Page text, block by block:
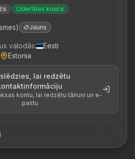
Līderības koučs
) Jauns
valodās:
Eesti
Estonia
lai redzētu
kontu, lai redzētu tālruni un e-
pastu